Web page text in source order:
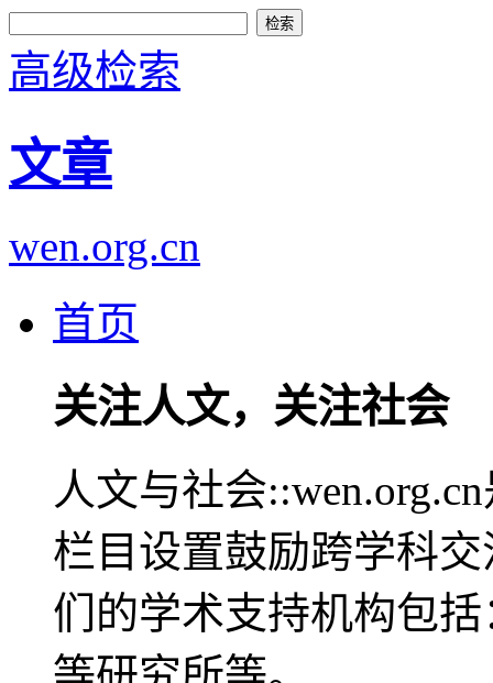
高级检索
文章
wen.org.cn
首页
关注人文，关注社会
人文与社会
栏目设置鼓励跨学科
们的学术支持机构包